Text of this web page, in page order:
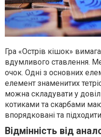
Гра «Острів кішок»
вдумливого ставлення.
очок. Одні з основних
елемент знаменитих
можна складувати у
котиками та скарбами
впорядковані та
Відмінність від